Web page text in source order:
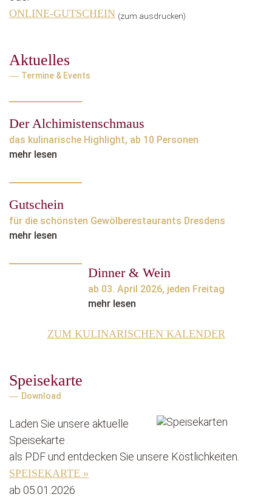
ONLINE-GUTSCHEIN (zum ausdrucken)
Aktuelles
Termine & Events
Der Alchimistenschmaus
das kulinarische Highlight, ab 10 Personen
mehr lesen
Gutschein
für die schönsten Gewölberestaurants Dresdens
mehr lesen
Dinner & Wein
ab 03. April 2026, jeden Freitag
mehr lesen
ZUM KULINARISCHEN KALENDER
Speisekarte
Download
Laden Sie unsere aktuelle
Speisekarte
als PDF und entdecken Sie unsere Köstlichkeiten.
SPEISEKARTE »
ab 05.01.2026